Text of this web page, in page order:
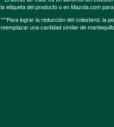
la etiqueta del producto o en Mazola.com
***Para lograr la reducción del colesterol, la
reemplazar una cantidad similar de